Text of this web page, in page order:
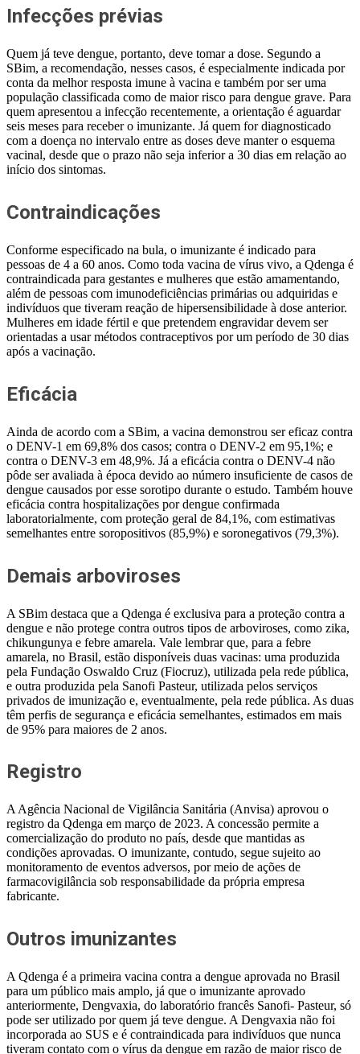
Infecções prévias
Quem já teve dengue, portanto, deve tomar a dose. Segundo a
SBim, a recomendação, nesses casos, é especialmente indicada por
conta da melhor resposta imune à vacina e também por ser uma
população classificada como de maior risco para dengue grave. Para
quem apresentou a infecção recentemente, a orientação é aguardar
seis meses para receber o imunizante. Já quem for diagnosticado
com a doença no intervalo entre as doses deve manter o esquema
vacinal, desde que o prazo não seja inferior a 30 dias em relação ao
início dos sintomas.
Contraindicações
Conforme especificado na bula, o imunizante é indicado para
pessoas de 4 a 60 anos. Como toda vacina de vírus vivo, a Qdenga é
contraindicada para gestantes e mulheres que estão amamentando,
além de pessoas com imunodeficiências primárias ou adquiridas e
indivíduos que tiveram reação de hipersensibilidade à dose anterior.
Mulheres em idade fértil e que pretendem engravidar devem ser
orientadas a usar métodos contraceptivos por um período de 30 dias
após a vacinação.
Eficácia
Ainda de acordo com a SBim, a vacina demonstrou ser eficaz contra
o DENV-1 em 69,8% dos casos; contra o DENV-2 em 95,1%; e
contra o DENV-3 em 48,9%. Já a eficácia contra o DENV-4 não
pôde ser avaliada à época devido ao número insuficiente de casos de
dengue causados por esse sorotipo durante o estudo. Também houve
eficácia contra hospitalizações por dengue confirmada
laboratorialmente, com proteção geral de 84,1%, com estimativas
semelhantes entre soropositivos (85,9%) e soronegativos (79,3%).
Demais arboviroses
A SBim destaca que a Qdenga é exclusiva para a proteção contra a
dengue e não protege contra outros tipos de arboviroses, como zika,
chikungunya e febre amarela. Vale lembrar que, para a febre
amarela, no Brasil, estão disponíveis duas vacinas: uma produzida
pela Fundação Oswaldo Cruz (Fiocruz), utilizada pela rede pública,
e outra produzida pela Sanofi Pasteur, utilizada pelos serviços
privados de imunização e, eventualmente, pela rede pública. As duas
têm perfis de segurança e eficácia semelhantes, estimados em mais
de 95% para maiores de 2 anos.
Registro
A Agência Nacional de Vigilância Sanitária (Anvisa) aprovou o
registro da Qdenga em março de 2023. A concessão permite a
comercialização do produto no país, desde que mantidas as
condições aprovadas. O imunizante, contudo, segue sujeito ao
monitoramento de eventos adversos, por meio de ações de
farmacovigilância sob responsabilidade da própria empresa
fabricante.
Outros imunizantes
A Qdenga é a primeira vacina contra a dengue aprovada no Brasil
para um público mais amplo, já que o imunizante aprovado
anteriormente, Dengvaxia, do laboratório francês Sanofi- Pasteur, só
pode ser utilizado por quem já teve dengue. A Dengvaxia não foi
incorporada ao SUS e é contraindicada para indivíduos que nunca
tiveram contato com o vírus da dengue em razão de maior risco de